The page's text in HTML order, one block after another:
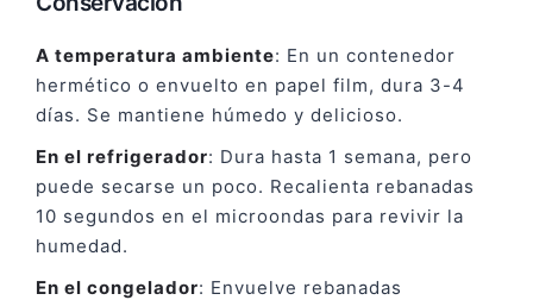
A temperatura ambiente: En un contenedor
hermético o envuelto en papel film, dura 3-4
días. Se mantiene húmedo y delicioso.
En el refrigerador: Dura hasta 1 semana, pero
puede secarse un poco. Recalienta rebanadas
10 segundos en el microondas para revivir la
humedad.
En el congelador: Envuelve rebanadas